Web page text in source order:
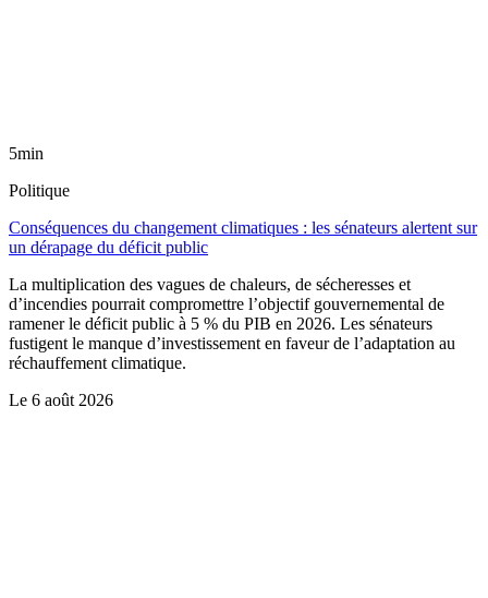
5min
Politique
Conséquences du changement climatiques : les sénateurs alertent sur
un dérapage du déficit public
La multiplication des vagues de chaleurs, de sécheresses et
d’incendies pourrait compromettre l’objectif gouvernemental de
ramener le déficit public à 5 % du PIB en 2026. Les sénateurs
fustigent le manque d’investissement en faveur de l’adaptation au
réchauffement climatique.
Le 6 août 2026